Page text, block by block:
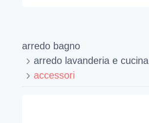
arredo bagno
arredo lavanderia e cucina
accessori